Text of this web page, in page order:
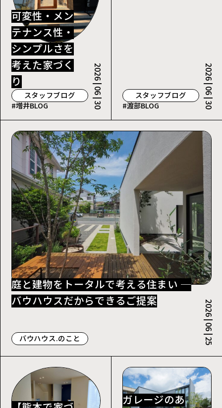
可変性・メン
テナンス性・
シンプルさを
考えた家づく
り
スタッフブログ
#増井BLOG
2026 | 06 | 30
スタッフブログ
#渡部BLOG
2026 | 06 | 30
庭と建物をトータルで考える住まい ─
バウハウスだからできるご提案
バウハウス.のこと 2026 | 06 | 25
ガレージのあ